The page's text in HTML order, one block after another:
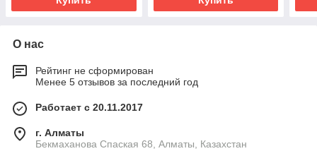
О нас
Рейтинг не сформирован
Менее 5 отзывов за последний год
Работает с 20.11.2017
г. Алматы
Бекмаханова Спаская 68, Алматы, Казахстан